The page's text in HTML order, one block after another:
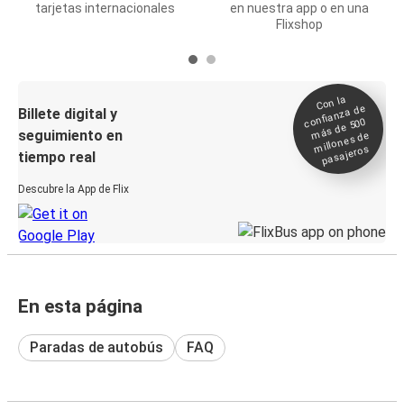
tarjetas internacionales
en nuestra app o en una
Flixshop
Billete digital y
seguimiento en
tiempo real
Descubre la App de Flix
Con la
confianza de
más de 500
millones de
pasajeros
En esta página
Paradas de autobús FAQ